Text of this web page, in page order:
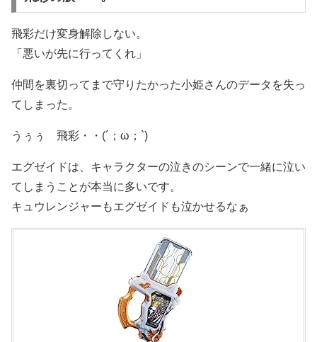
飛彩だけ変身解除しない。
「悪いが先に行ってくれ」
仲間を裏切ってまで守りたかった小姫さんのデータを失っ
てしまった。
うぅぅ 飛彩・・(´；ω；`)
エグゼイドは、キャラクターの泣きのシーンで一緒に泣い
てしまうことが本当に多いです。
キュウレンジャーもエグゼイドも泣かせるなぁ